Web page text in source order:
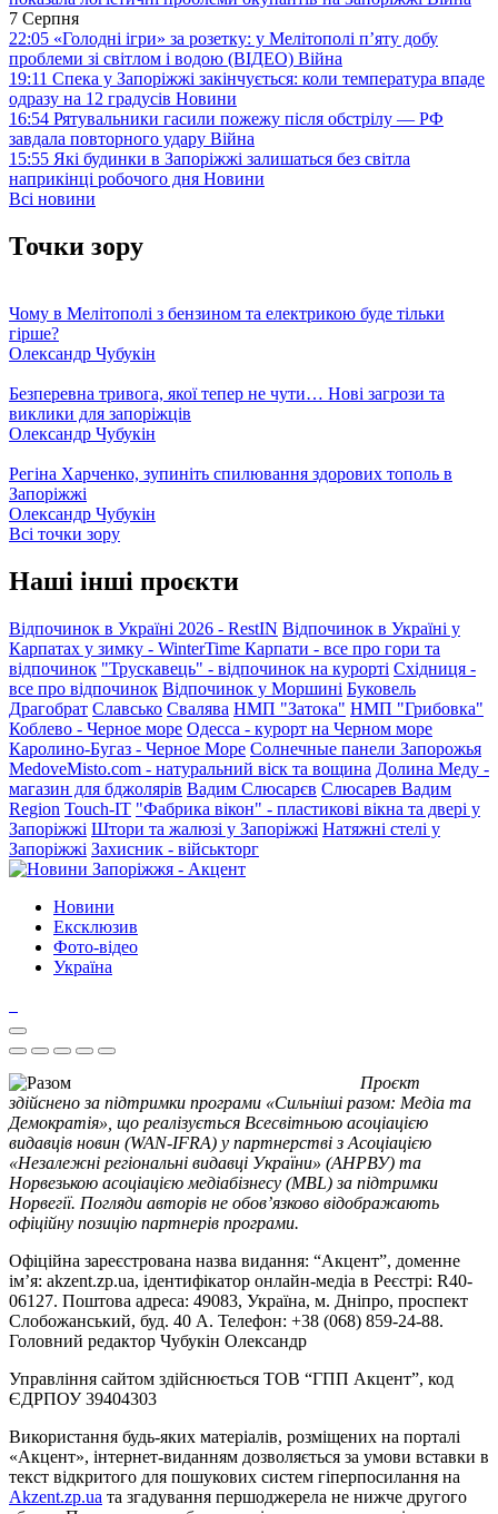
7 Серпня
22:05 «Голодні ігри» за розетку: у Мелітополі п’яту добу
проблеми зі світлом і водою (ВІДЕО) Війна
19:11 Спека у Запоріжжі закінчується: коли температура впаде
одразу на 12 градусів Новини
16:54 Рятувальники гасили пожежу після обстрілу — РФ
завдала повторного удару Війна
15:55 Які будинки в Запоріжжі залишаться без світла
наприкінці робочого дня Новини
Всі новини
Точки зору
Чому в Мелітополі з бензином та електрикою буде тільки
гірше?
Олександр Чубукін
Безперевна тривога, якої тепер не чути… Нові загрози та
виклики для запоріжців
Олександр Чубукін
Регіна Харченко, зупиніть спилювання здорових тополь в
Запоріжжі
Олександр Чубукін
Всі точки зору
Наші інші проєкти
Відпочинок в Україні 2026 - RestIN Відпочинок в Україні у
Карпатах у зимку - WinterTime Карпати - все про гори та
відпочинок "Трускавець" - відпочинок на курорті Східниця -
все про відпочинок Відпочинок у Моршині Буковель
Драгобрат Славсько Свалява НМП "Затока" НМП "Грибовка"
Коблево - Черное море Одесса - курорт на Черном море
Каролино-Бугаз - Черное Море Солнечные панели Запорожья
MedoveMisto.com - натуральний віск та вощина Долина Меду -
магазин для бджолярів Вадим Слюсарєв Слюсарев Вадим
Region Touch-IT "Фабрика вікон" - пластикові вікна та двері у
Запоріжжі Штори та жалюзі у Запоріжжі Натяжні стелі у
Запоріжжі Захисник - військторг
Новини
Ексклюзив
Фото-відео
Україна
Проєкт
здійснено за підтримки програми «Сильніші разом: Медіа та
Демократія», що реалізується Всесвітньою асоціацією
видавців новин (WAN-IFRA) у партнерстві з Асоціацією
«Незалежні регіональні видавці України» (АНРВУ) та
Норвезькою асоціацією медіабізнесу (MBL) за підтримки
Норвегії. Погляди авторів не обов’язково відображають
офіційну позицію партнерів програми.
Офіційна зареєстрована назва видання: “Акцент”, доменне
ім’я: akzent.zp.ua, ідентифікатор онлайн-медіа в Реєстрі: R40-
06127. Поштова адреса: 49083, Україна, м. Дніпро, проспект
Слобожанський, буд. 40 А. Телефон: +38 (068) 859-24-88.
Головний редактор Чубукін Олександр
Управління сайтом здійснюється ТОВ “ГПП Акцент”, код
ЄДРПОУ 39404303
Використання будь-яких матеріалів, розміщених на порталі
«Акцент», інтернет-виданням дозволяється за умови вставки в
текст відкритого для пошукових систем гіперпосилання на
Akzent.zp.ua та згадування першоджерела не нижче другого